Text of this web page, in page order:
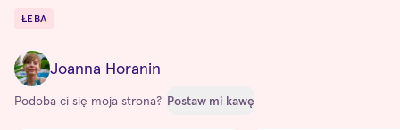
Destinations
ŁEBA
Joanna Horanin
Podoba ci się moja strona? Postaw mi kawę